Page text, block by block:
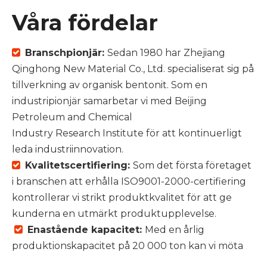
Våra fördelar
 Branschpionjär: Sedan 1980 har Zhejiang
Qinghong New Material Co., Ltd. specialiserat sig på
tillverkning av organisk bentonit. Som en
industripionjär samarbetar vi med Beijing
Petroleum and Chemical
Industry Research Institute för att kontinuerligt
leda industriinnovation.
 Kvalitetscertifiering: Som det första företaget
i branschen att erhålla ISO9001-2000-certifiering
kontrollerar vi strikt produktkvalitet för att ge
kunderna en utmärkt produktupplevelse.
 Enastående kapacitet: Med en årlig
produktionskapacitet på 20 000 ton kan vi möta